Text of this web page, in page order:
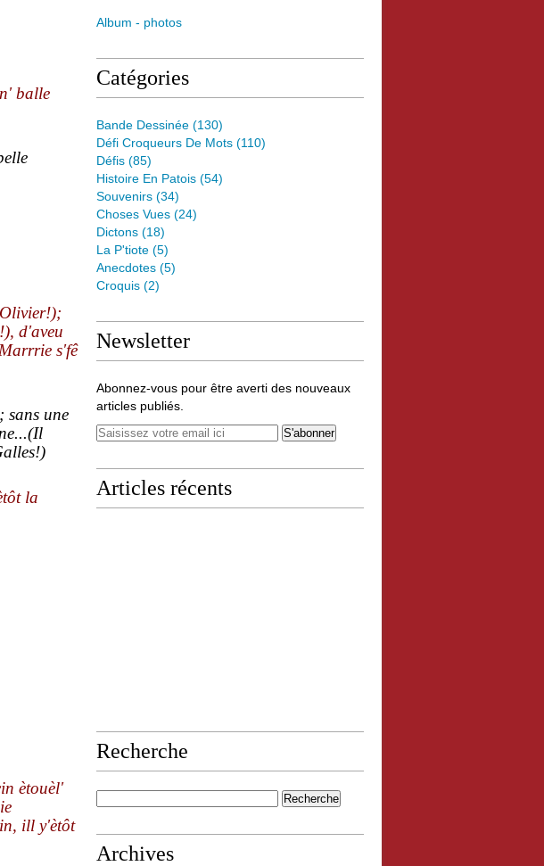
balle
d'aveu
s'fê
sans une
la
ètouèl'
ill y'ètôt
Album - photos
Catégories
Bande Dessinée (130)
Défi Croqueurs De Mots (110)
Défis (85)
Histoire En Patois (54)
Souvenirs (34)
Choses Vues (24)
Dictons (18)
La P'tiote (5)
Anecdotes (5)
Croquis (2)
Newsletter
Abonnez-vous pour être averti des nouveaux
articles publiés.
Articles récents
Recherche
Archives